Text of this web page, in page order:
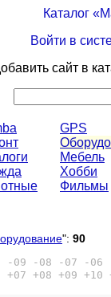
Каталог
Войти в
сайт в
GPS
Мебель
Хобби
Фильмы
": 90
-09 -08 -07 -06
+07 +08 +09 +10